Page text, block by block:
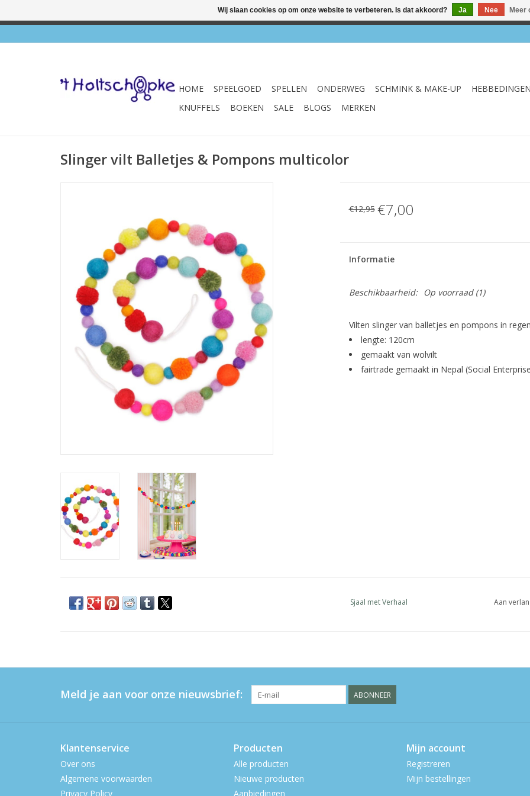
HOME SPEELGOED SPELLEN ONDERWEG SCHMINK & MAKE-UP HEBBEDINGEN
KNUFFELS
BOEKEN SALE BLOGS MERKEN
Slinger vilt Balletjes & Pompons multicolor
€12,95 €7,00
Informatie
Beschikbaarheid: Op voorraad(1)
Vilten slinger van balletjes en pompons in
lengte: 120cm
gemaakt van wolvilt
fairtrade gemaakt in Nepal (Social
Sjaal met Verhaal Aan
Meld je aan voor onze nieuwsbrief: ABONNEER
Klantenservice
Over ons
Algemene voorwaarden
Privacy Policy
Producten
Alle producten
Nieuwe producten
Aanbiedingen
Mijn account
Registreren
Mijn bestellingen
Wij slaan cookies op om onze website te verbeteren. Is dat akkoord? Ja Nee Meer
✔ Winkel & webshop ✔ Gratis verzenden vanaf €75 ✔ Levertijd 1-3